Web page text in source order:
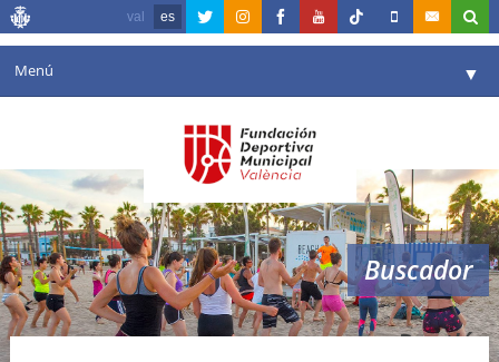
val es
Menú ▼
Agenda
Instalaciones ▼
Comunicación ▼
Valencia en deporte ▼
Buscador
Duatlón